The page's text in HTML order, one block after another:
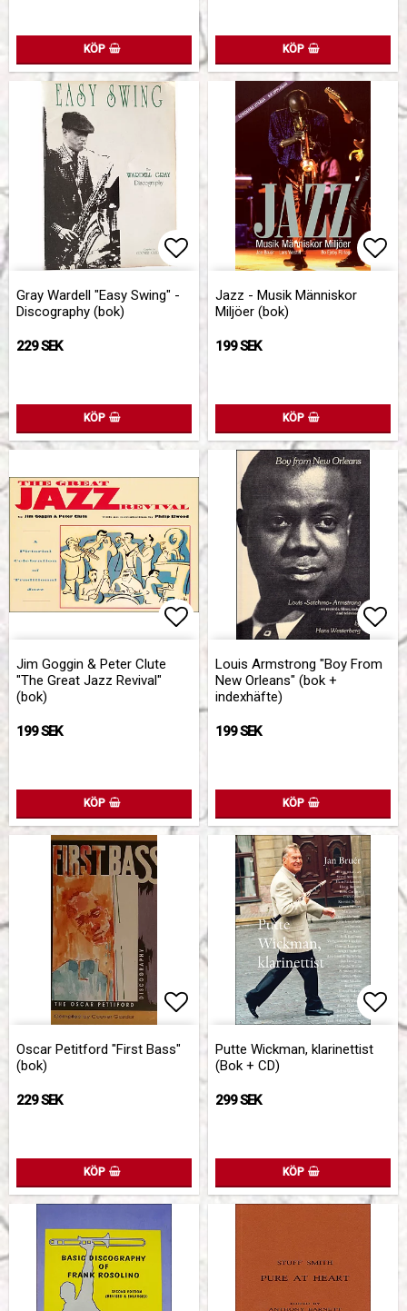
KÖP KÖP
Lägg till i favoritlistan
Gray Wardell "Easy Swing" -
Discography (bok)
229 SEK
KÖP
Jazz - Musik Människor
Miljöer (bok)
199 SEK
KÖP
Lägg till i favoritlistan
Jim Goggin & Peter Clute
"The Great Jazz Revival"
(bok)
199 SEK
KÖP
Louis Armstrong "Boy From
New Orleans" (bok +
indexhäfte)
199 SEK
KÖP
Lägg till i favoritlistan
Oscar Petitford "First Bass"
(bok)
229 SEK
KÖP
Putte Wickman, klarinettist
(Bok + CD)
299 SEK
KÖP